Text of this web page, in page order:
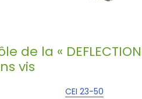
de la « DEFLECTION
vis
CEI 23-50